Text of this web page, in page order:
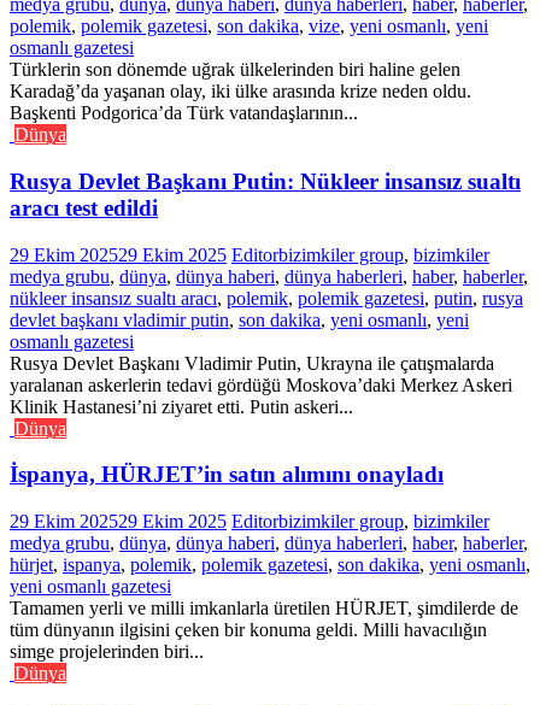
medya grubu, dünya, dünya haberi, dünya haberleri, haber, haberler,
polemik, polemik gazetesi, son dakika, vize, yeni osmanlı, yeni
osmanlı gazetesi
Türklerin son dönemde uğrak ülkelerinden biri haline gelen
Karadağ’da yaşanan olay, iki ülke arasında krize neden oldu.
Başkenti Podgorica’da Türk vatandaşlarının...
Dünya
Rusya Devlet Başkanı Putin: Nükleer insansız sualtı
aracı test edildi
29 Ekim 202529 Ekim 2025 Editorbizimkiler group, bizimkiler
medya grubu, dünya, dünya haberi, dünya haberleri, haber, haberler,
nükleer insansız sualtı aracı, polemik, polemik gazetesi, putin, rusya
devlet başkanı vladimir putin, son dakika, yeni osmanlı, yeni
osmanlı gazetesi
Rusya Devlet Başkanı Vladimir Putin, Ukrayna ile çatışmalarda
yaralanan askerlerin tedavi gördüğü Moskova’daki Merkez Askeri
Klinik Hastanesi’ni ziyaret etti. Putin askeri...
Dünya
İspanya, HÜRJET’in satın alımını onayladı
29 Ekim 202529 Ekim 2025 Editorbizimkiler group, bizimkiler
medya grubu, dünya, dünya haberi, dünya haberleri, haber, haberler,
hürjet, ispanya, polemik, polemik gazetesi, son dakika, yeni osmanlı,
yeni osmanlı gazetesi
Tamamen yerli ve milli imkanlarla üretilen HÜRJET, şimdilerde de
tüm dünyanın ilgisini çeken bir konuma geldi. Milli havacılığın
simge projelerinden biri...
Dünya